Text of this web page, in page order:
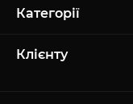
Категорії
Клієнту